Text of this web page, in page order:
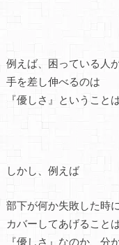
例えば、困っている人
手を差し伸べるのは
『優しさ』ということ
しかし、例えば
部下が何か失敗した時
カバーしてあげること
『優しさ』なのか、分